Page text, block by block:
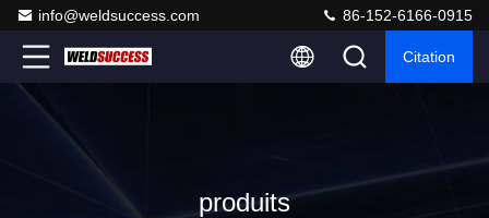
info@weldsuccess.com 86-152-6166-0915
Citation
produits